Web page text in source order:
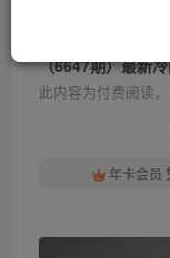
此内容为付费阅读
年卡会员